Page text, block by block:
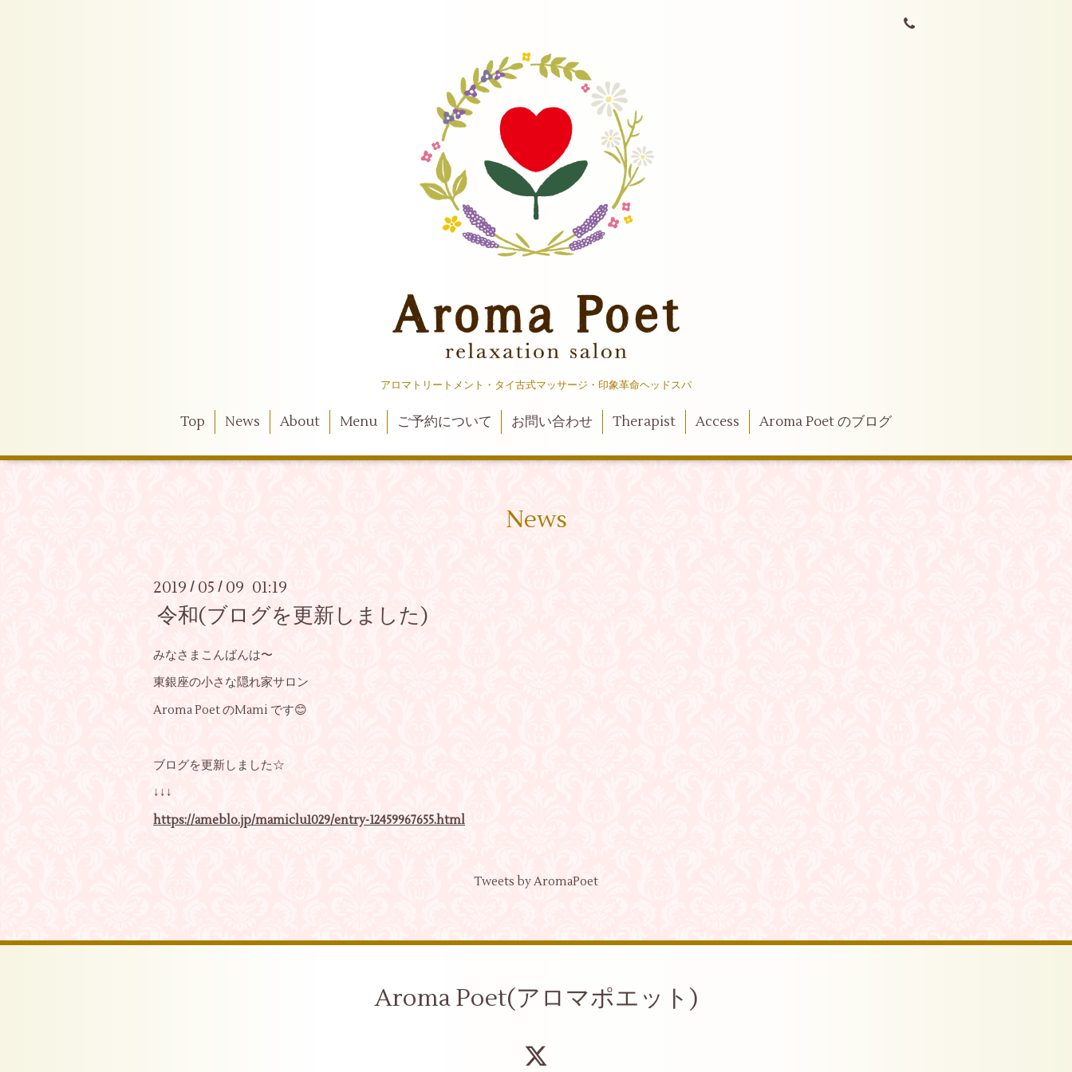
アロマトリートメント・タイ古式マッサージ・印象革命ヘッドスパ
Top News About Menu ご予約について お問い合わせ Therapist Access Aroma Poet のブログ
News
2019 / 05 / 09 01:19
令和(ブログを更新しました)
みなさまこんばんは〜
東銀座の小さな隠れ家サロン
Aroma Poet のMami です😊
ブログを更新しました☆
↓↓↓
https://ameblo.jp/mamiclu1029/entry-12459967655.html
Tweets by AromaPoet
Aroma Poet(アロマポエット)